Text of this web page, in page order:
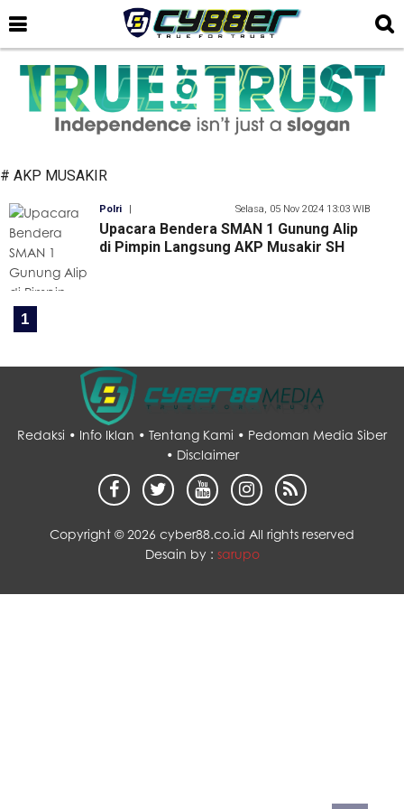
# AKP MUSAKIR
Polri | Selasa, 05 Nov 2024 13:03 WIB
Upacara Bendera SMAN 1 Gunung Alip
di Pimpin Langsung AKP Musakir SH
1
Redaksi • Info Iklan • Tentang Kami • Pedoman Media Siber
• Disclaimer
Copyright ©2026 cyber88.co.id All rights reserved
Desain by : sarupo